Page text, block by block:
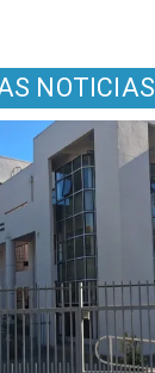
NOTICIAS